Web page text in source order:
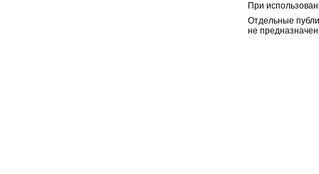
При
Отдельные
не